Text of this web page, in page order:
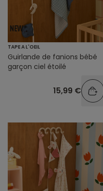
TAPE A L'OEIL
Guirlande de fanions bébé
garçon ciel étoilé
15,99 €